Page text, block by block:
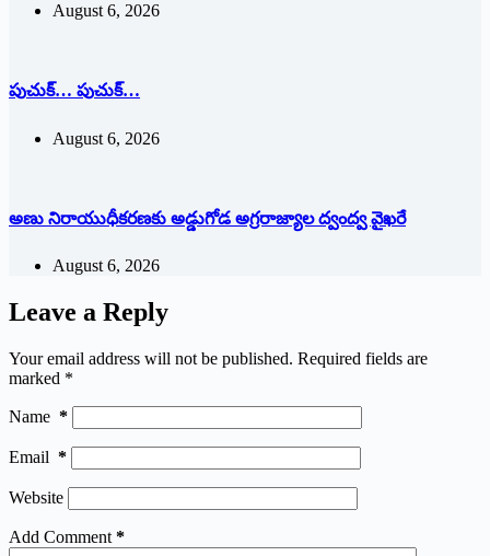
August 6, 2026
పుచుక్… పుచుక్…
August 6, 2026
అణు నిరాయుధీకరణకు అడ్డుగోడ అగ్రరాజ్యాల ద్వంద్వ వైఖరే
August 6, 2026
Leave a Reply
Your email address will not be published. Required fields are
marked *
Name *
Email *
Website
Add Comment *